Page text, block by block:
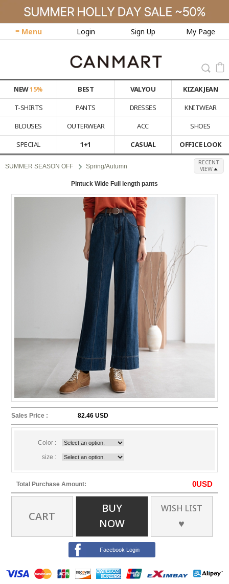
≡ Menu Login Sign Up My Page
NEW15% BEST VALYOU
KIZAK JEAN
T-SHIRTS
PANTS DRESSES
KNITWEAR
BLOUSES
OUTERWEAR ACC
SHOES
SPECIAL
1+1 CASUAL OFFICE LOOK
SUMMER SEASON OFF Spring/Autumn
RECENT
VIEW
Pintuck Wide Full length pants
Sales Price : 82.46 USD
Color :
size :
Total Purchase Amount: 0USD
CART
BUY
NOW
WISH LIST
♥
Facebook Login